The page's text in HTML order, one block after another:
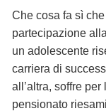
Che cosa fa sì
partecipazione
un adolescente
carriera di
all’altra, soffre
pensionato